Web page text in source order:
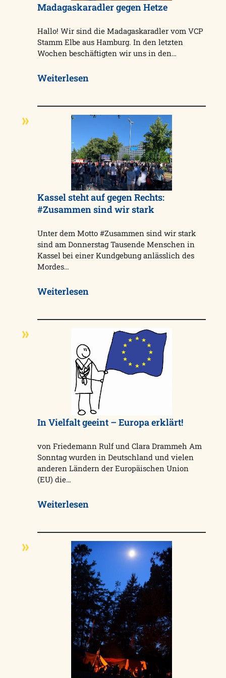
Madagaskaradler gegen Hetze
Hallo! Wir sind die Madagaskaradler vom VCP
Stamm Elbe aus Hamburg. In den letzten
Wochen beschäftigten wir uns in den…
Weiterlesen
Kassel steht auf gegen Rechts:
#Zusammen sind wir stark
Unter dem Motto #Zusammen sind wir stark
sind am Donnerstag Tausende Menschen in
Kassel bei einer Kundgebung anlässlich des
Mordes…
Weiterlesen
In Vielfalt geeint – Europa erklärt!
von Friedemann Rulf und Clara Drammeh Am
Sonntag wurden in Deutschland und vielen
anderen Ländern der Europäischen Union
(EU) die…
Weiterlesen